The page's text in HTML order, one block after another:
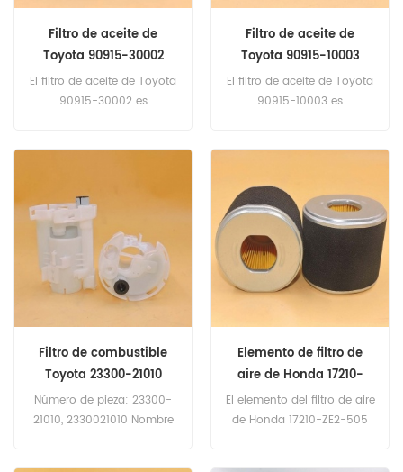
Filtro de aceite de
Toyota 90915-30002
90915-03006
El filtro de aceite de Toyota
90915-30002 es
30002 Nombre de la parte:
Filtro de aceite Reemplazar
la marca: Toyota
Filtro de aceite de
Toyota 90915-10003
90915-03001
El filtro de aceite de Toyota
90915-10003 es
AM107423, Toyota 90915-
03001. Número de pieza:
90915-10003 Nombre de la
parte: Filtro de aceite
Reemplazar la marca:
Toyota
Filtro de combustible
Toyota 23300-21010
2330021010
Número de pieza: 23300-
21010, 2330021010 Nombre
Elemento de filtro de
aire de Honda 17210-
ZE2-505 17210ZE2505
El elemento del filtro de aire
de Honda 17210-ZE2-505